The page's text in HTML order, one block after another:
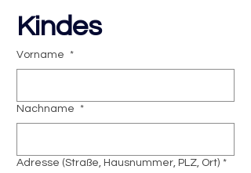
Kindes
Vorname *
Nachname *
Adresse (Straße, Hausnummer, PLZ, Ort) *